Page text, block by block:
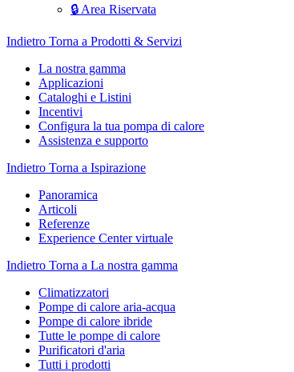
🔒 Area Riservata
Indietro Torna a Prodotti & Servizi
La nostra gamma
Applicazioni
Cataloghi e Listini
Incentivi
Configura la tua pompa di calore
Assistenza e supporto
Indietro Torna a Ispirazione
Panoramica
Articoli
Referenze
Experience Center virtuale
Indietro Torna a La nostra gamma
Climatizzatori
Pompe di calore aria-acqua
Pompe di calore ibride
Tutte le pompe di calore
Purificatori d'aria
Tutti i prodotti